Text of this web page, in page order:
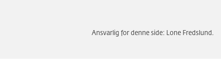
Ansvarlig for denne side: Lone Fredslund.